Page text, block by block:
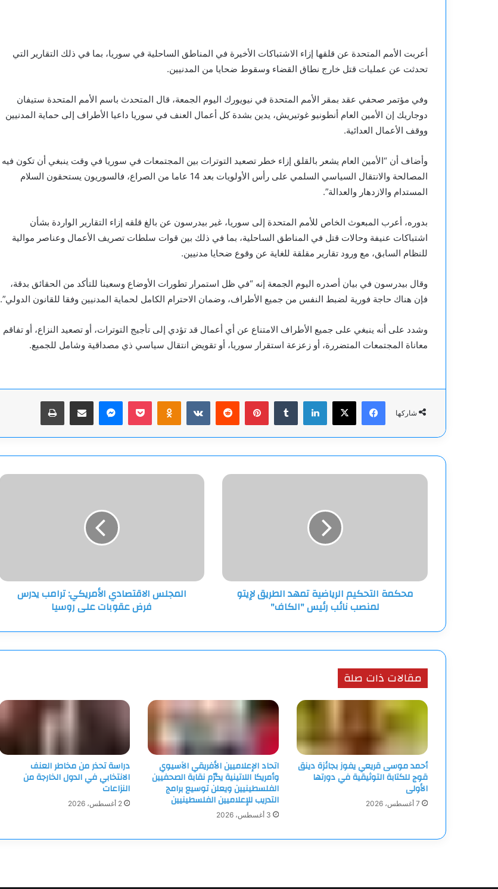
أعربت الأمم المتحدة عن قلقها إزاء الاشتباكات الأخيرة في المناطق الساحلية في سوريا، بما في ذلك التقارير التي
تحدثت عن عمليات قتل خارج نطاق القضاء وسقوط ضحايا من المدنيين.
وفي مؤتمر صحفي عقد بمقر الأمم المتحدة في نيويورك اليوم الجمعة، قال المتحدث باسم الأمم المتحدة ستيفان
دوجاريك إن الأمين العام أنطونيو غوتيريش، يدين بشدة كل أعمال العنف في سوريا داعيا الأطراف إلى حماية المدنيين
ووقف الأعمال العدائية.
وأضاف أن “الأمين العام يشعر بالقلق إزاء خطر تصعيد التوترات بين المجتمعات في سوريا في وقت ينبغي أن تكون فيه
المصالحة والانتقال السياسي السلمي على رأس الأولويات بعد 14 عاما من الصراع، فالسوريون يستحقون السلام
المستدام والازدهار والعدالة”.
بدوره، أعرب المبعوث الخاص للأمم المتحدة إلى سوريا، غير بيدرسون عن بالغ قلقه إزاء التقارير الواردة بشأن
اشتباكات عنيفة وحالات قتل في المناطق الساحلية، بما في ذلك بين قوات سلطات تصريف الأعمال وعناصر موالية
للنظام السابق، مع ورود تقارير مقلقة للغاية عن وقوع ضحايا مدنيين.
وقال بيدرسون في بيان أصدره اليوم الجمعة إنه “في ظل استمرار تطورات الأوضاع وسعينا للتأكد من الحقائق بدقة،
فإن هناك حاجة فورية لضبط النفس من جميع الأطراف، وضمان الاحترام الكامل لحماية المدنيين وفقا للقانون الدولي”.
وشدد على أنه ينبغي على جميع الأطراف الامتناع عن أي أعمال قد تؤدي إلى تأجيج التوترات، أو تصعيد النزاع، أو تفاقم
معاناة المجتمعات المتضررة، أو زعزعة استقرار سوريا، أو تقويض انتقال سياسي ذي مصداقية وشامل للجميع.
شاركها
فيسبوك
‫X لينكدإن بينتيريست Odnoklassniki
‫Pocketماسنجرمشاركة عبر البريد طباعة
محكمة
رئيس
"الكاف"
محكمة التحكيم الرياضية تمهد الطريق لإيتو
لمنصب نائب رئيس "الكاف"
المجلس
روسيا
المجلس الاقتصادي الأمريكي: ترامب يدرس
فرض عقوبات على روسيا
مقالات ذات صلة
أحمد موسى قريعي يفوز بجائزة دينق
قوج للكتابة التوثيقية في دورتها
الأولى
7 أغسطس، 2026
اتحاد الإعلاميين الأفريقي الآسيوي
وأمريكا اللاتينية يكرّم نقابة الصحفيين
الفلسطينيين ويعلن توسيع برامج
التدريب للإعلاميين الفلسطينيين
3 أغسطس، 2026
دراسة تحذر من مخاطر العنف
الانتخابي في الدول الخارجة من
النزاعات
2 أغسطس، 2026